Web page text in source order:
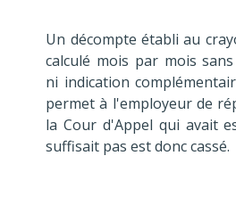
Un décompte établi au
calculé mois par mois
ni indication
permet à l'employeur de
la Cour d'Appel qui avait
suffisait pas est donc cassé.